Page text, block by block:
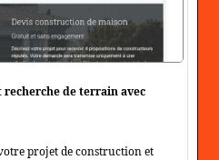
de terrain avec
projet de construction et